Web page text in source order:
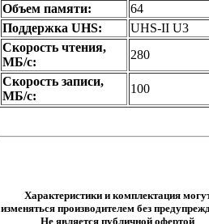
Объем памяти:
64
Поддержка UHS:
UHS-II U3
Скорость чтения,
МБ/с:
280
Скорость записи,
МБ/с:
100
Характеристики и комплектация
изменяться производителем без
Не является публичной офертой